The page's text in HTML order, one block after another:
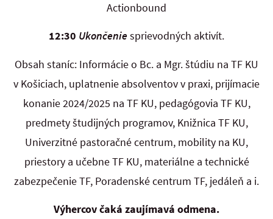
Actionbound
12:30 Ukončeniesprievodných aktivít.
Obsah staníc: Informácie o Bc. a Mgr. štúdiu na TF KU
v Košiciach, uplatnenie absolventov v praxi, prijímacie
konanie 2024/2025 na TF KU, pedagógovia TF KU,
predmety študijných programov, Knižnica TF KU,
Univerzitné pastoračné centrum, mobility na KU,
priestory a učebne TF KU, materiálne a technické
zabezpečenie TF, Poradenské centrum TF, jedáleň a i.
Výhercov čaká zaujímavá odmena.